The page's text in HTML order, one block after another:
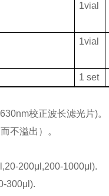
1vial
1vial
1 set
校正波长滤光片)。
不溢出）。
200μl,200-1000μl).
300μl).